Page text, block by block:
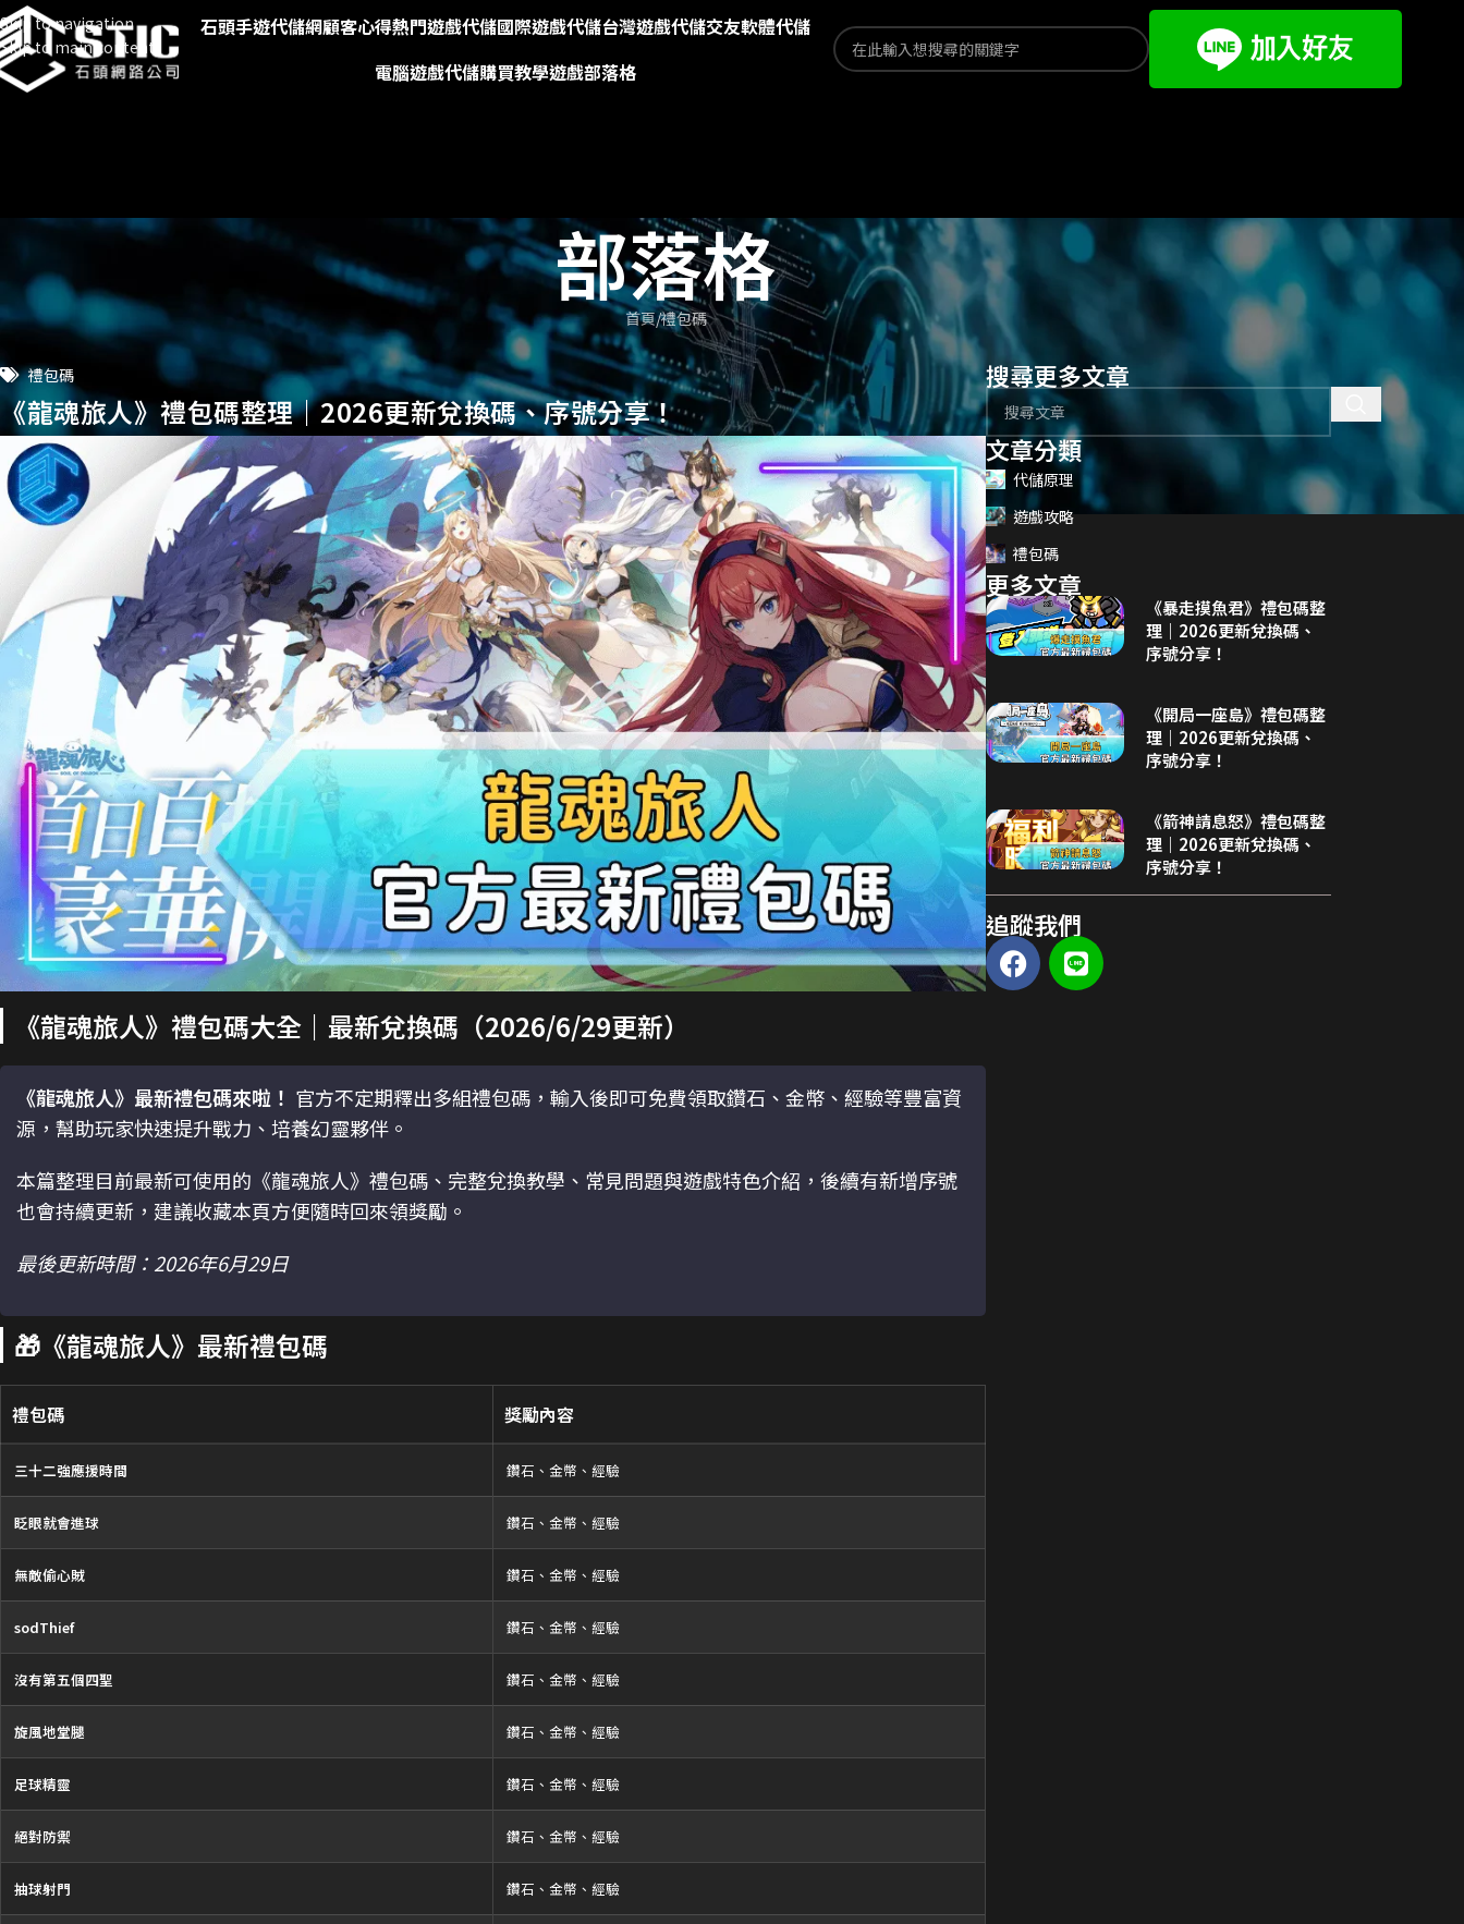
Skip to navigation
Skip to main content
石頭手遊代儲網顧客心得熱門遊戲代儲國際遊戲代儲台灣遊戲代儲交友軟體代儲
電腦遊戲代儲購買教學遊戲部落格
部落格
首頁 禮包碼
禮包碼
《龍魂旅人》禮包碼整理｜2026更新兌換碼、序號分享！
《龍魂旅人》禮包碼大全｜最新兌換碼（2026/6/29更新）
《龍魂旅人》最新禮包碼來啦！ 官方不定期釋出多組禮包碼，輸入後即可免費領取鑽石、金幣、經驗等豐富資
源，幫助玩家快速提升戰力、培養幻靈夥伴。
本篇整理目前最新可使用的《龍魂旅人》禮包碼、完整兌換教學、常見問題與遊戲特色介紹，後續有新增序號
也會持續更新，建議收藏本頁方便隨時回來領獎勵。
最後更新時間：2026年6月29日
🎁《龍魂旅人》最新禮包碼
禮包碼 獎勵內容
三十二強應援時間 鑽石、金幣、經驗
眨眼就會進球 鑽石、金幣、經驗
無敵偷心賊 鑽石、金幣、經驗
sodThief 鑽石、金幣、經驗
沒有第五個四聖 鑽石、金幣、經驗
旋風地堂腿 鑽石、金幣、經驗
足球精靈 鑽石、金幣、經驗
絕對防禦 鑽石、金幣、經驗
抽球射門 鑽石、金幣、經驗
搜尋更多文章
文章分類
代儲原理
遊戲攻略
禮包碼
更多文章
《暴走摸魚君》禮包碼整
理｜2026更新兌換碼、
序號分享！
《開局一座島》禮包碼整
理｜2026更新兌換碼、
序號分享！
《箭神請息怒》禮包碼整
理｜2026更新兌換碼、
序號分享！
追蹤我們